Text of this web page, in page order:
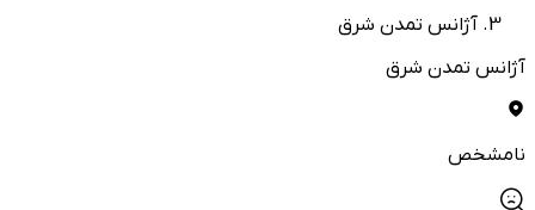
آژانس تمدن شرق
آژانس تمدن شرق
نامشخص